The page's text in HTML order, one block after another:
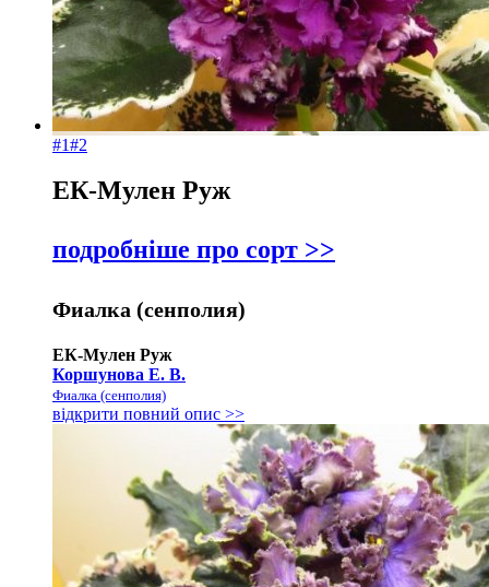
#1#2
ЕК-Мулен Руж
подробніше про сорт >>
Фиалка (сенполия)
ЕК-Мулен Руж
Коршунова Е. В.
Фиалка (сенполия)
відкрити повний опис >>